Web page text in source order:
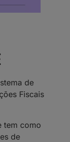
de
Fiscais
tem como
de